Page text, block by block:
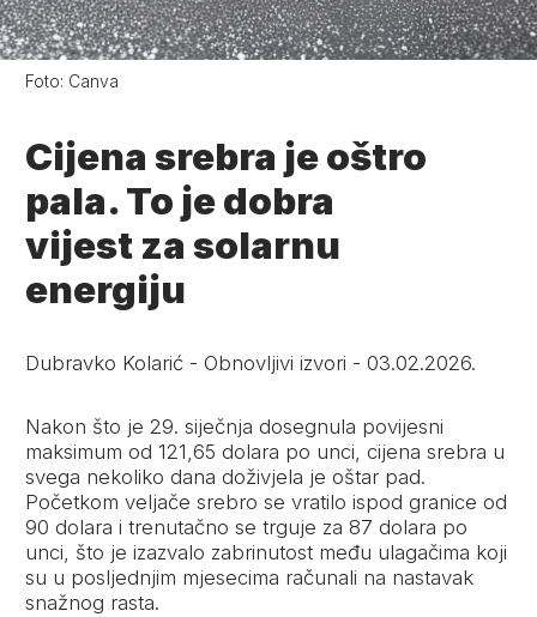
Foto: Canva
Cijena srebra je oštro
pala. To je dobra
vijest za solarnu
energiju
Dubravko Kolarić - Obnovljivi izvori -03.02.2026.
Nakon što je 29. siječnja dosegnula povijesni
maksimum od 121,65 dolara po unci, cijena srebra u
svega nekoliko dana doživjela je oštar pad.
Početkom veljače srebro se vratilo ispod granice od
90 dolara i trenutačno se trguje za 87 dolara po
unci, što je izazvalo zabrinutost među ulagačima koji
su u posljednjim mjesecima računali na nastavak
snažnog rasta.